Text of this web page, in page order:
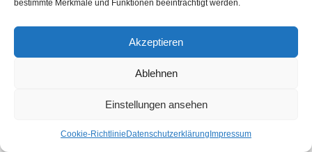
bestimmte Merkmale und Funktionen beeinträchtigt werden.
Akzeptieren
Ablehnen
Einstellungen ansehen
Cookie-Richtlinie Datenschutzerklärung Impressum